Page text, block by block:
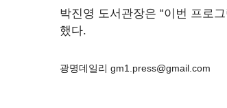
박진영 도서관장은 “이번 프로
했다.
광명데일리 gm1.press@gmail.com